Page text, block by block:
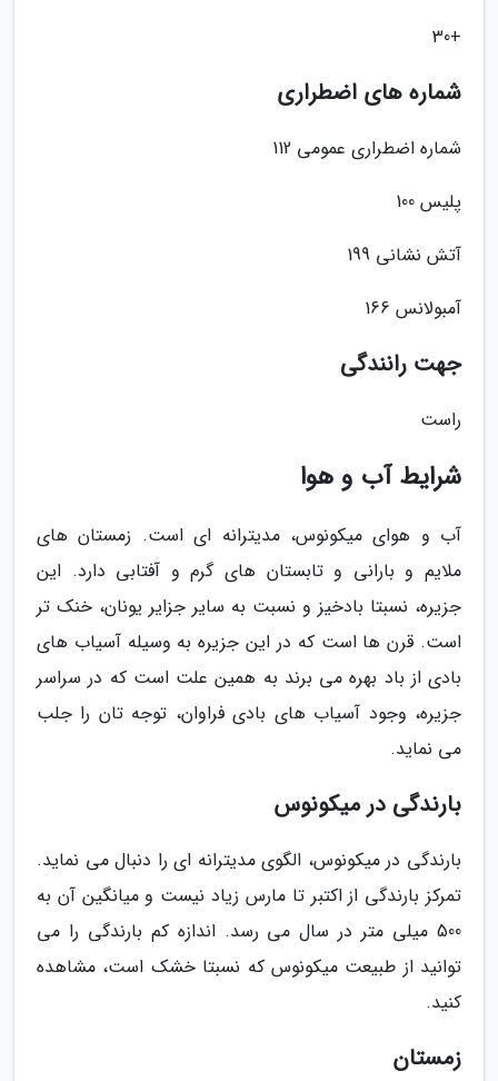
+30
شماره های اضطراری
شماره اضطراری عمومی 112
پلیس 100
آتش نشانی 199
آمبولانس 166
جهت رانندگی
راست
شرایط آب و هوا
آب و هوای میکونوس، مدیترانه ای است. زمستان های
ملایم و بارانی و تابستان های گرم و آفتابی دارد. این
جزیره، نسبتا بادخیز و نسبت به سایر جزایر یونان، خنک تر
است. قرن ها است که در این جزیره به وسیله آسیاب های
بادی از باد بهره می برند به همین علت است که در سراسر
جزیره، وجود آسیاب های بادی فراوان، توجه تان را جلب
می نماید.
بارندگی در میکونوس
بارندگی در میکونوس، الگوی مدیترانه ای را دنبال می نماید.
تمرکز بارندگی از اکتبر تا مارس زیاد نیست و میانگین آن به
500 میلی متر در سال می رسد. اندازه کم بارندگی را می
توانید از طبیعت میکونوس که نسبتا خشک است، مشاهده
کنید.
زمستان